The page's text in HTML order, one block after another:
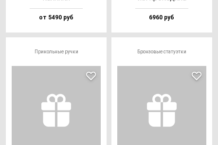
от 5490 руб 6960 руб
Прикольные ручки Бронзовые статуэтки